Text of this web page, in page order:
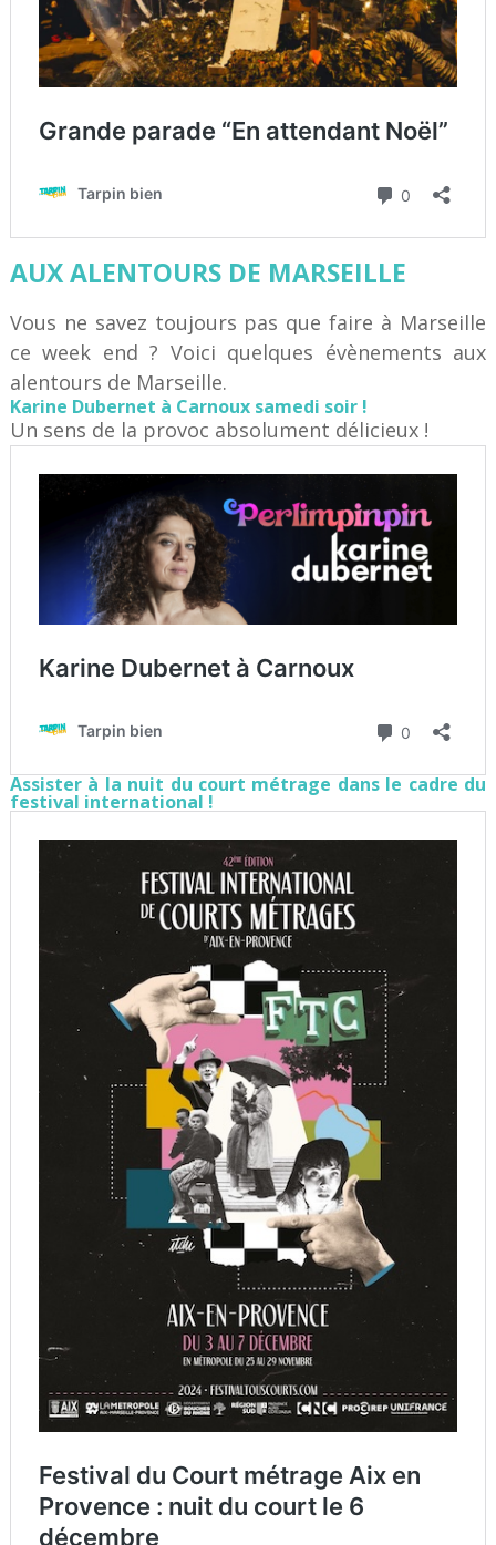
AUX ALENTOURS DE MARSEILLE
Vous ne savez toujours pas que faire à Marseille
ce week end ? Voici quelques évènements aux
alentours de Marseille.
Karine Dubernet à Carnoux samedi soir !
Un sens de la provoc absolument délicieux !
Assister à la nuit du court métrage dans le cadre du
festival international !